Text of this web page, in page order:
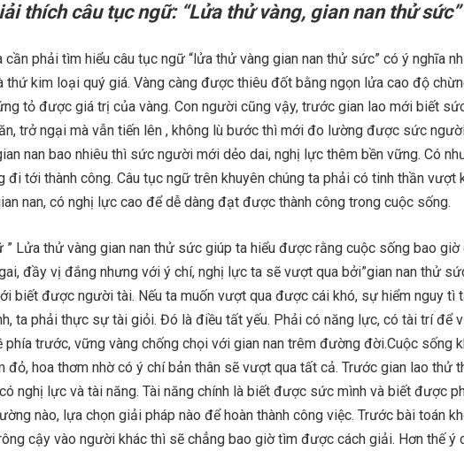
thích câu tục ngữ: “Lửa thử vàng, gian nan thử sức”
cần phải tìm hiểu câu tục ngữ “lửa thử vàng gian nan thử sức” có ý nghĩa
thứ kim loại quý giá. Vàng càng được thiêu đốt bằng ngọn lửa cao độ
tỏ được giá trị của vàng. Con người cũng vậy, trước gian lao mới biết
trở ngại mà vẫn tiến lên , không lù bước thì mới đo lường được sức
nan bao nhiêu thì sức người mới dẻo dai, nghị lực thêm bền vững. Có
đi tới thành công. Câu tục ngữ trên khuyên chúng ta phải có tinh thần vượt
nan, có nghị lực cao để dễ dàng đạt được thành công trong cuộc sống.
” Lửa thử vàng gian nan thử sức giúp ta hiểu được rằng cuộc sống bao giờ
đầy vị đắng nhưng với ý chí, nghị lực ta sẽ vượt qua bởi”gian nan thử
biết được người tài. Nếu ta muốn vượt qua được cái khó, sự hiểm nguy tì
ta phải thực sự tài giỏi. Đó là điều tất yếu. Phải có năng lực, có tài trí để
phía trước, vững vàng chống chọi với gian nan trêm đường đời.Cuộc sống
đỏ, hoa thơm nhờ có ý chí bản thân sẽ vượt qua tất cả. Trước gian lao thử
nghị lực và tài năng. Tài năng chính là biết được sức mình và biết được
nào, lựa chọn giải pháp nào để hoàn thành công việc. Trước bài toán
cậy vào người khác thì sẽ chẳng bao giờ tìm được cách giải. Hơn thế ý